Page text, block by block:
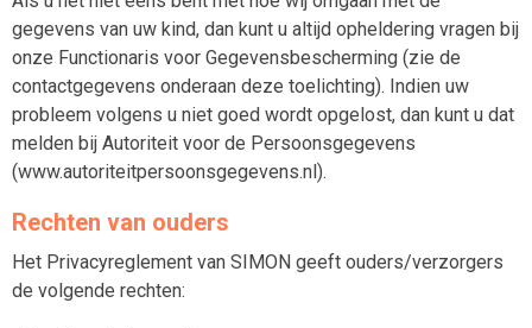
gegevens van uw kind, dan kunt u altijd opheldering vragen bij
onze Functionaris voor Gegevensbescherming (zie de
contactgegevens onderaan deze toelichting). Indien uw
probleem volgens u niet goed wordt opgelost, dan kunt u dat
melden bij Autoriteit voor de Persoonsgegevens
(www.autoriteitpersoonsgegevens.nl).
Rechten van ouders
Het Privacyreglement van SIMON geeft ouders/verzorgers
de volgende rechten: